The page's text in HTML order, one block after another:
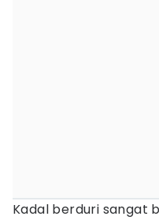
Kadal berduri sangat